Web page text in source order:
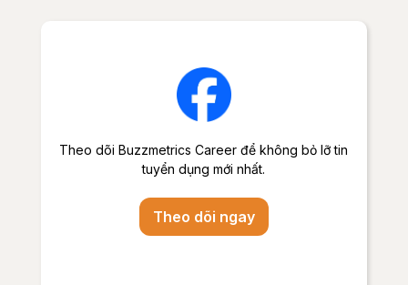
Theo dõi Buzzmetrics Career để không bỏ lỡ tin
tuyển dụng mới nhất.
Theo dõi ngay